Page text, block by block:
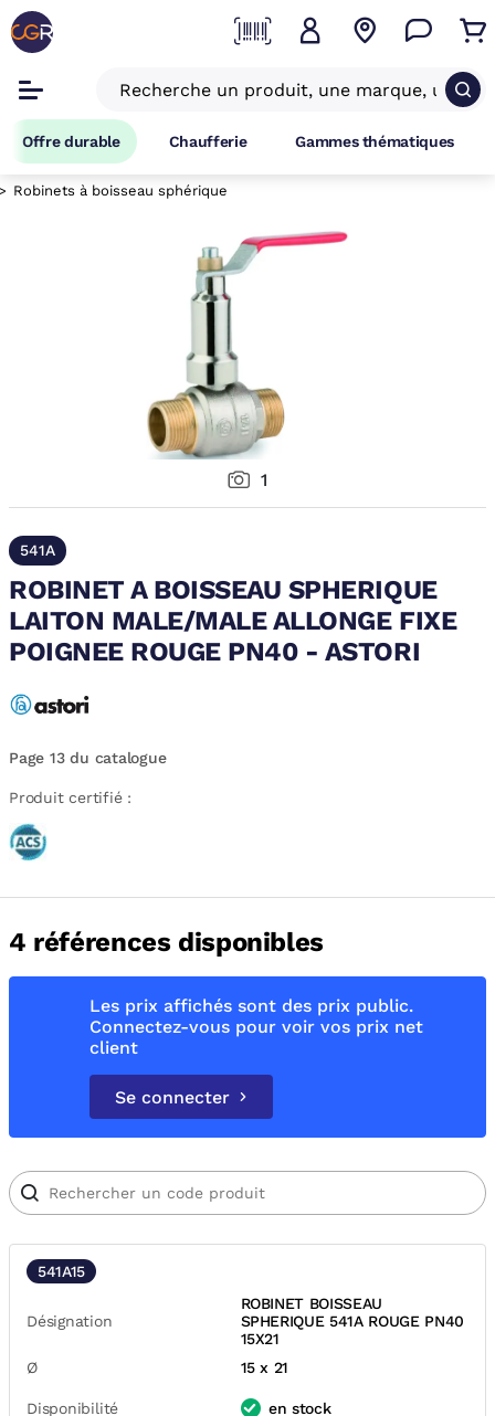
Offre durable Chaufferie Gammes thématiques
Robinets à boisseau sphérique
1
541A
ROBINET A BOISSEAU SPHERIQUE
LAITON MALE/MALE ALLONGE FIXE
POIGNEE ROUGE PN40 - ASTORI
Page 13 du catalogue
Produit certifié :
4 références disponibles
Les prix affichés sont des prix public.
Connectez-vous pour voir vos prix net
client
Se connecter
541A15
Désignation
ROBINET BOISSEAU
SPHERIQUE 541A ROUGE PN40
15X21
Ø
15 x 21
Disponibilité en stock